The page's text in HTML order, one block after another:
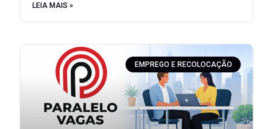
LEIA MAIS »
EMPREGO E RECOLOCAÇÃO